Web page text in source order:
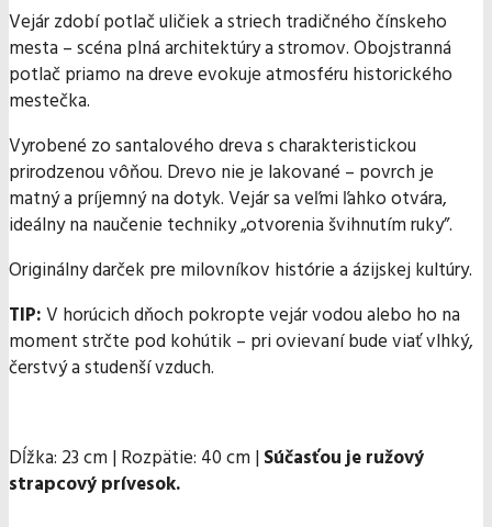
Vejár zdobí potlač uličiek a striech tradičného čínskeho
mesta – scéna plná architektúry a stromov. Obojstranná
potlač priamo na dreve evokuje atmosféru historického
mestečka.
Vyrobené zo santalového dreva s charakteristickou
prirodzenou vôňou. Drevo nie je lakované – povrch je
matný a príjemný na dotyk. Vejár sa veľmi ľahko otvára,
ideálny na naučenie techniky „otvorenia švihnutím ruky”.
Originálny darček pre milovníkov histórie a ázijskej kultúry.
TIP:V horúcich dňoch pokropte vejár vodou alebo ho na
moment strčte pod kohútik – pri ovievaní bude viať vlhký,
čerstvý a studenší vzduch.
Dĺžka: 23 cm | Rozpätie: 40 cm |Súčasťou je ružový
strapcový prívesok.